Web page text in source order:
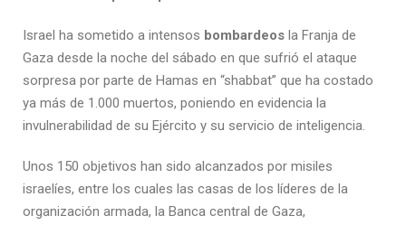
Israel ha sometido a intensos bombardeos la Franja de
Gaza desde la noche del sábado en que sufrió el ataque
sorpresa por parte de Hamas en “shabbat” que ha costado
ya más de 1.000 muertos, poniendo en evidencia la
invulnerabilidad de su Ejército y su servicio de inteligencia.
Unos 150 objetivos han sido alcanzados por misiles
israelíes, entre los cuales las casas de los líderes de la
organización armada, la Banca central de Gaza,